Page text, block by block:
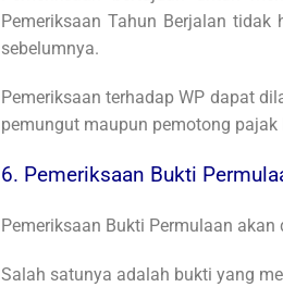
Pemeriksaan Tahun Berjalan
sebelumnya.
Pemeriksaan terhadap WP dapat
pemungut maupun pemotong pajak
6. Pemeriksaan Bukti
Pemeriksaan Bukti Permulaan
Salah satunya adalah bukti yang